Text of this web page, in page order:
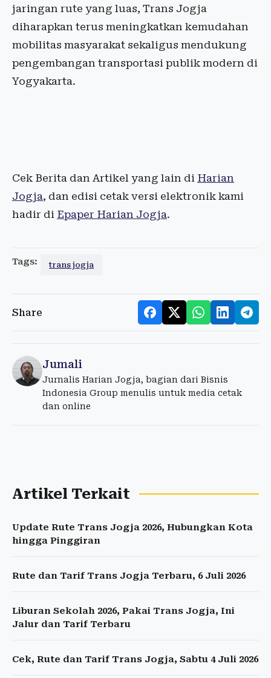
jaringan rute yang luas, Trans Jogja
diharapkan terus meningkatkan kemudahan
mobilitas masyarakat sekaligus mendukung
pengembangan transportasi publik modern di
Yogyakarta.
Cek Berita dan Artikel yang lain di Harian
Jogja, dan edisi cetak versi elektronik kami
hadir di Epaper Harian Jogja.
Tags: trans jogja
Share
Jumali
Jurnalis Harian Jogja, bagian dari Bisnis
Indonesia Group menulis untuk media cetak
dan online
Artikel Terkait
Update Rute Trans Jogja 2026, Hubungkan Kota
hingga Pinggiran
Rute dan Tarif Trans Jogja Terbaru, 6 Juli 2026
Liburan Sekolah 2026, Pakai Trans Jogja, Ini
Jalur dan Tarif Terbaru
Cek, Rute dan Tarif Trans Jogja, Sabtu 4 Juli 2026